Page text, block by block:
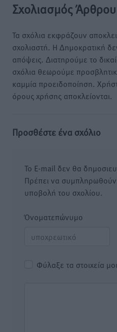
Σχολιασμός Άρθρου
Τα σχόλια εκφράζουν
σχολιαστή. Η Δημοκρατική
απόψεις. Διατηρούμε το
σχόλια θεωρούμε
καμμία προειδοποίηση.
όρους χρήσης αποκλείονται.
Προσθέστε ένα σχόλιο
Το E-mail δεν θα
Πρέπει να συμπληρωθούν
υποβολή του σχολίου.
Όνοματεπώνυμο
Φύλαξε τα στοιχεία